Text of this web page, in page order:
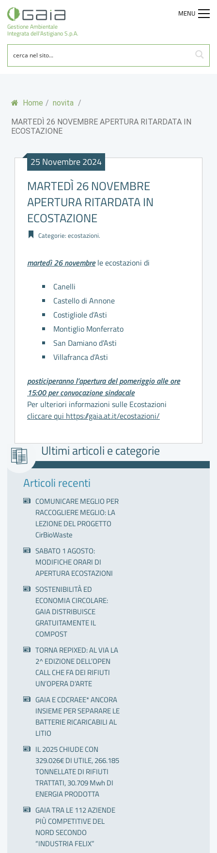
Gestione Ambientale
Integrata dell'Astigiano S.p.A.
MENU
Home / novita /
MARTEDÌ 26 NOVEMBRE APERTURA RITARDATA IN
ECOSTAZIONE
25 Novembre 2024
MARTEDÌ 26 NOVEMBRE
APERTURA RITARDATA IN
ECOSTAZIONE
Categorie: ecostazioni.
martedì 26 novembrele ecostazioni di
Canelli
Castello di Annone
Costigliole d’Asti
Montiglio Monferrato
San Damiano d’Asti
Villafranca d’Asti
posticiperanno l’apertura del pomeriggio alle ore
15:00 per convocazione sindacale
Per ulteriori informazioni sulle Ecostazioni
cliccare qui https://gaia.at.it/ecostazioni/
Ultimi articoli e categorie
Articoli recenti
COMUNICARE MEGLIO PER
RACCOGLIERE MEGLIO: LA
LEZIONE DEL PROGETTO
CirBioWaste
SABATO 1 AGOSTO:
MODIFICHE ORARI DI
APERTURA ECOSTAZIONI
SOSTENIBILITÀ ED
ECONOMIA CIRCOLARE:
GAIA DISTRIBUISCE
GRATUITAMENTE IL
COMPOST
TORNA REPIXED: AL VIA LA
2^ EDIZIONE DELL’OPEN
CALL CHE FA DEI RIFIUTI
UN’OPERA D’ARTE
GAIA E CDCRAEE* ANCORA
INSIEME PER SEPARARE LE
BATTERIE RICARICABILI AL
LITIO
IL 2025 CHIUDE CON
329.026€ DI UTILE, 266.185
TONNELLATE DI RIFIUTI
TRATTATI, 30.709 Mwh DI
ENERGIA PRODOTTA
GAIA TRA LE 112 AZIENDE
PIÙ COMPETITIVE DEL
NORD SECONDO
“INDUSTRIA FELIX”